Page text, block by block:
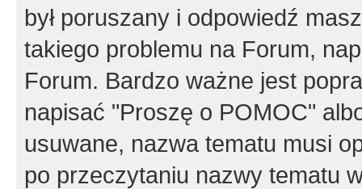
był poruszany i odpowiedź
takiego problemu na Forum,
Forum. Bardzo ważne jest
napisać "Proszę o POMOC"
usuwane, nazwa tematu musi
po przeczytaniu nazwy tematu